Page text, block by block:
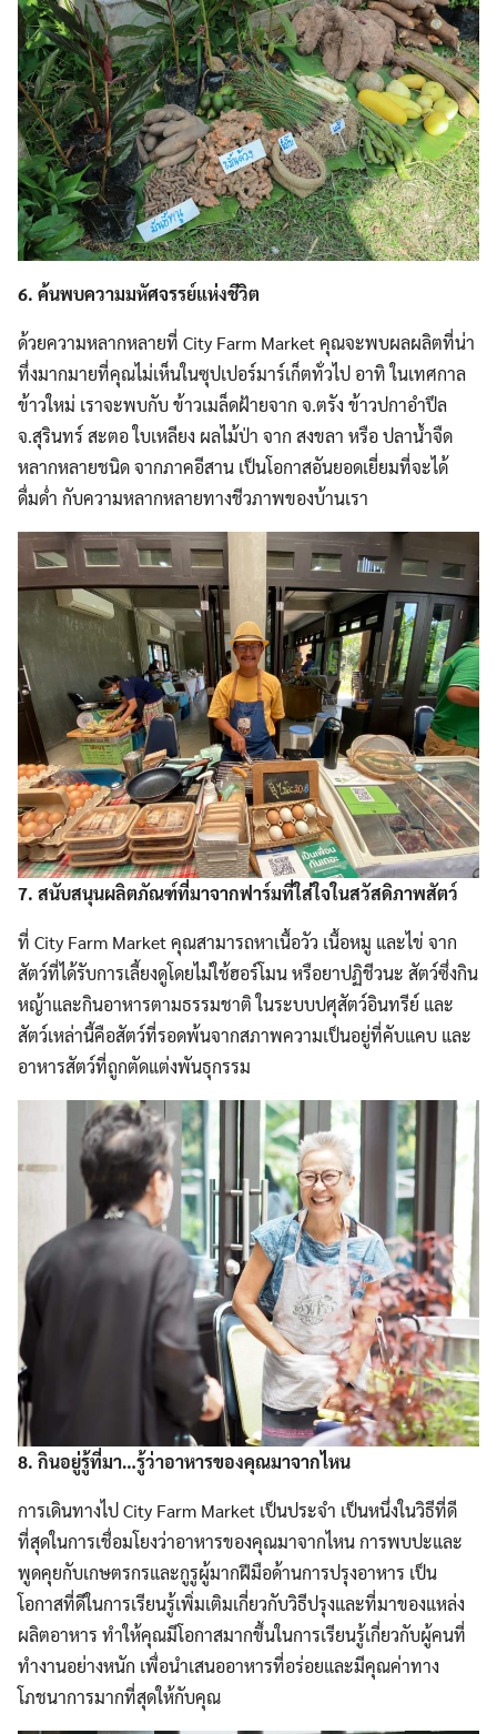
Search
6. ค้นพบความมหัศจรรย์แห่งชีวิต
ด้วยความหลากหลายที่ City Farm Market คุณจะพบผลผลิตที่น่า
ทึ่งมากมายที่คุณไม่เห็นในซุปเปอร์มาร์เก็ตทั่วไป อาทิ ในเทศกาล
ข้าวใหม่ เราจะพบกับ ข้าวเมล็ดฝ้ายจาก จ.ตรัง ข้าวปกาอำปึล
จ.สุรินทร์ สะตอ ใบเหลียง ผลไม้ป่า จาก สงขลา หรือ ปลาน้ำจืด
หลากหลายชนิด จากภาคอีสาน เป็นโอกาสอันยอดเยี่ยมที่จะได้
ดื่มด่ำ กับความหลากหลายทางชีวภาพของบ้านเรา
7. สนับสนุนผลิตภัณฑ์ที่มาจากฟาร์มที่ใส่ใจในสวัสดิภาพสัตว์
ที่ City Farm Market คุณสามารถหาเนื้อวัว เนื้อหมู และไข่ จาก
สัตว์ที่ได้รับการเลี้ยงดูโดยไม่ใช้ฮอร์โมน หรือยาปฏิชีวนะ สัตว์ซึ่งกิน
หญ้าและกินอาหารตามธรรมชาติ ในระบบปศุสัตว์อินทรีย์ และ
สัตว์เหล่านี้คือสัตว์ที่รอดพ้นจากสภาพความเป็นอยู่ที่คับแคบ และ
อาหารสัตว์ที่ถูกตัดแต่งพันธุกรรม
8. กินอยู่รู้ที่มา…รู้ว่าอาหารของคุณมาจากไหน
การเดินทางไป City Farm Market เป็นประจำ เป็นหนึ่งในวิธีที่ดี
ที่สุดในการเชื่อมโยงว่าอาหารของคุณมาจากไหน การพบปะและ
พูดคุยกับเกษตรกรและกูรูผู้มากฝีมือด้านการปรุงอาหาร เป็น
โอกาสที่ดีในการเรียนรู้เพิ่มเติมเกี่ยวกับวิธีปรุงและที่มาของแหล่ง
ผลิตอาหาร ทำให้คุณมีโอกาสมากขึ้นในการเรียนรู้เกี่ยวกับผู้คนที่
ทำงานอย่างหนัก เพื่อนำเสนออาหารที่อร่อยและมีคุณค่าทาง
โภชนาการมากที่สุดให้กับคุณ